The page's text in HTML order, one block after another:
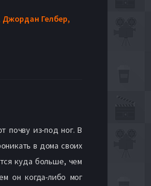
Джордан Гелбер,
почву из-под ног. В
в дома своих
куда больше, чем
он когда-либо мог